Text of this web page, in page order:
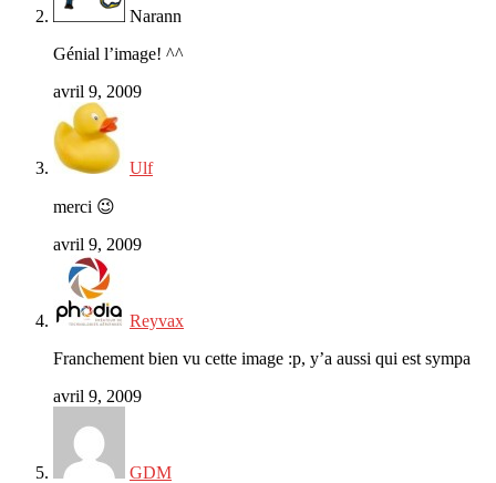
Narann
Génial l’image! ^^
avril 9, 2009
Ulf
merci 😉
avril 9, 2009
Reyvax
Franchement bien vu cette image :p, y’a aussi qui est sympa
avril 9, 2009
GDM